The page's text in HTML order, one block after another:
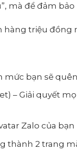
mà để đảm
mức bạn sẽ
– Giải quyết
Zalo của
thành 2 trang